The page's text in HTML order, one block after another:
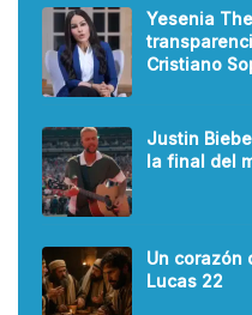
Yesenia
Cristiano
Justin
la final del
Un corazón
Lucas 22